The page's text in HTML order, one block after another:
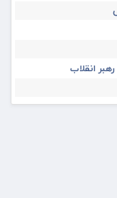
انقلاب